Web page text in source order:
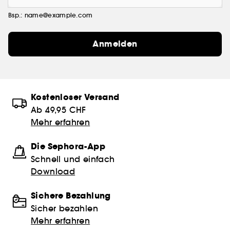
Bsp.: name@example.com
Anmelden
Kostenloser Versand
Ab 49,95 CHF
Mehr erfahren
Die Sephora-App
Schnell und einfach
Download
Sichere Bezahlung
Sicher bezahlen
Mehr erfahren